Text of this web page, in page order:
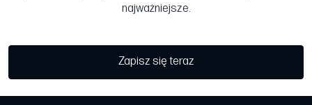
najważniejsze.
Zapisz się teraz